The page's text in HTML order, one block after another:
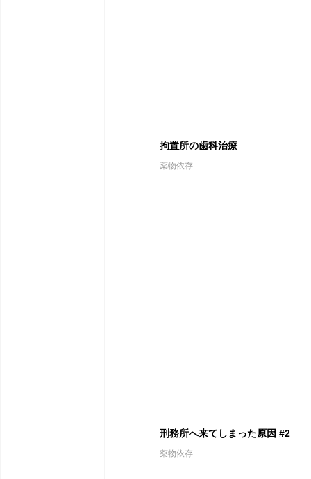
拘置所の歯科治療
薬物依存
刑務所へ来てしまった原因 #2
薬物依存